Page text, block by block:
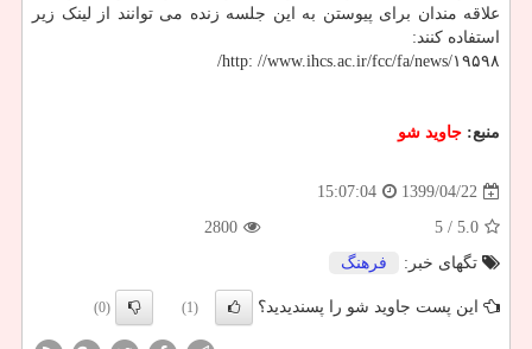
علاقه مندان برای پیوستن به این جلسه زنده می توانند از لینک زیر
استفاده کنند:
http: //www.ihcs.ac.ir/fcc/fa/news/۱۹۵۹۸/
منبع: جاوید شو
1399/04/22
15:07:04
5.0
/ 5
2800
تگهای خبر:
فرهنگ
این پست جاوید شو را پسندیدید؟ (1)
(0)